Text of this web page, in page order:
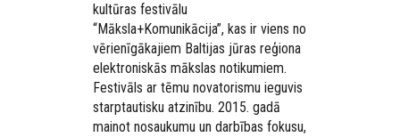
kultūras festivālu
“Māksla+Komunikācija”, kas ir viens no
vērienīgākajiem Baltijas jūras reģiona
elektroniskās mākslas notikumiem.
Festivāls ar tēmu novatorismu ieguvis
starptautisku atzinību. 2015. gadā
mainot nosaukumu un darbības fokusu,